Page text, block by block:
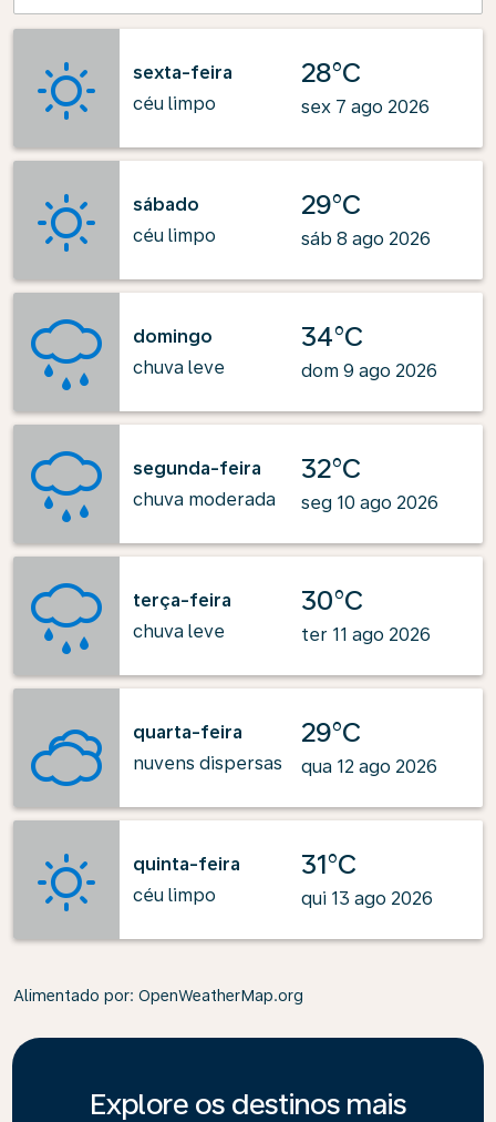
sexta-feira
céu limpo
28°C
sex 7 ago 2026
sábado
céu limpo
29°C
sáb 8 ago 2026
domingo
chuva leve
34°C
dom 9 ago 2026
segunda-feira
chuva moderada
32°C
seg 10 ago 2026
terça-feira
chuva leve
30°C
ter 11 ago 2026
quarta-feira
nuvens dispersas
29°C
qua 12 ago 2026
quinta-feira
céu limpo
31°C
qui 13 ago 2026
Alimentado por: OpenWeatherMap.org
Explore os destinos mais